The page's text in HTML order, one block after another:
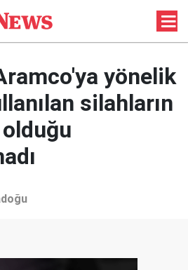
yönelik
silahların
olduğu